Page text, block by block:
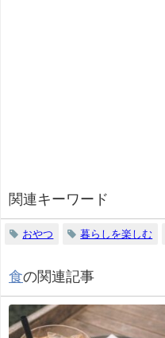
関連キーワード
おやつ 暮らしを楽しむ
食の関連記事